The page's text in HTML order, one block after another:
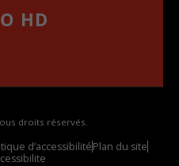
HD
droits réservés.
d’accessibilitéPlan du site